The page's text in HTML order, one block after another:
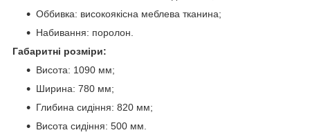
Оббивка: високоякісна меблева тканина;
Набивання: поролон.
Габаритні розміри:
Висота: 1090 мм;
Ширина: 780 мм;
Глибина сидіння: 820 мм;
Висота сидіння: 500 мм.